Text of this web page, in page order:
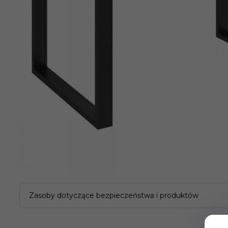
Zasoby dotyczące bezpieczeństwa i produktów